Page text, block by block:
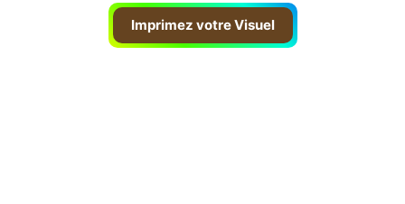
Imprimez votre Visuel